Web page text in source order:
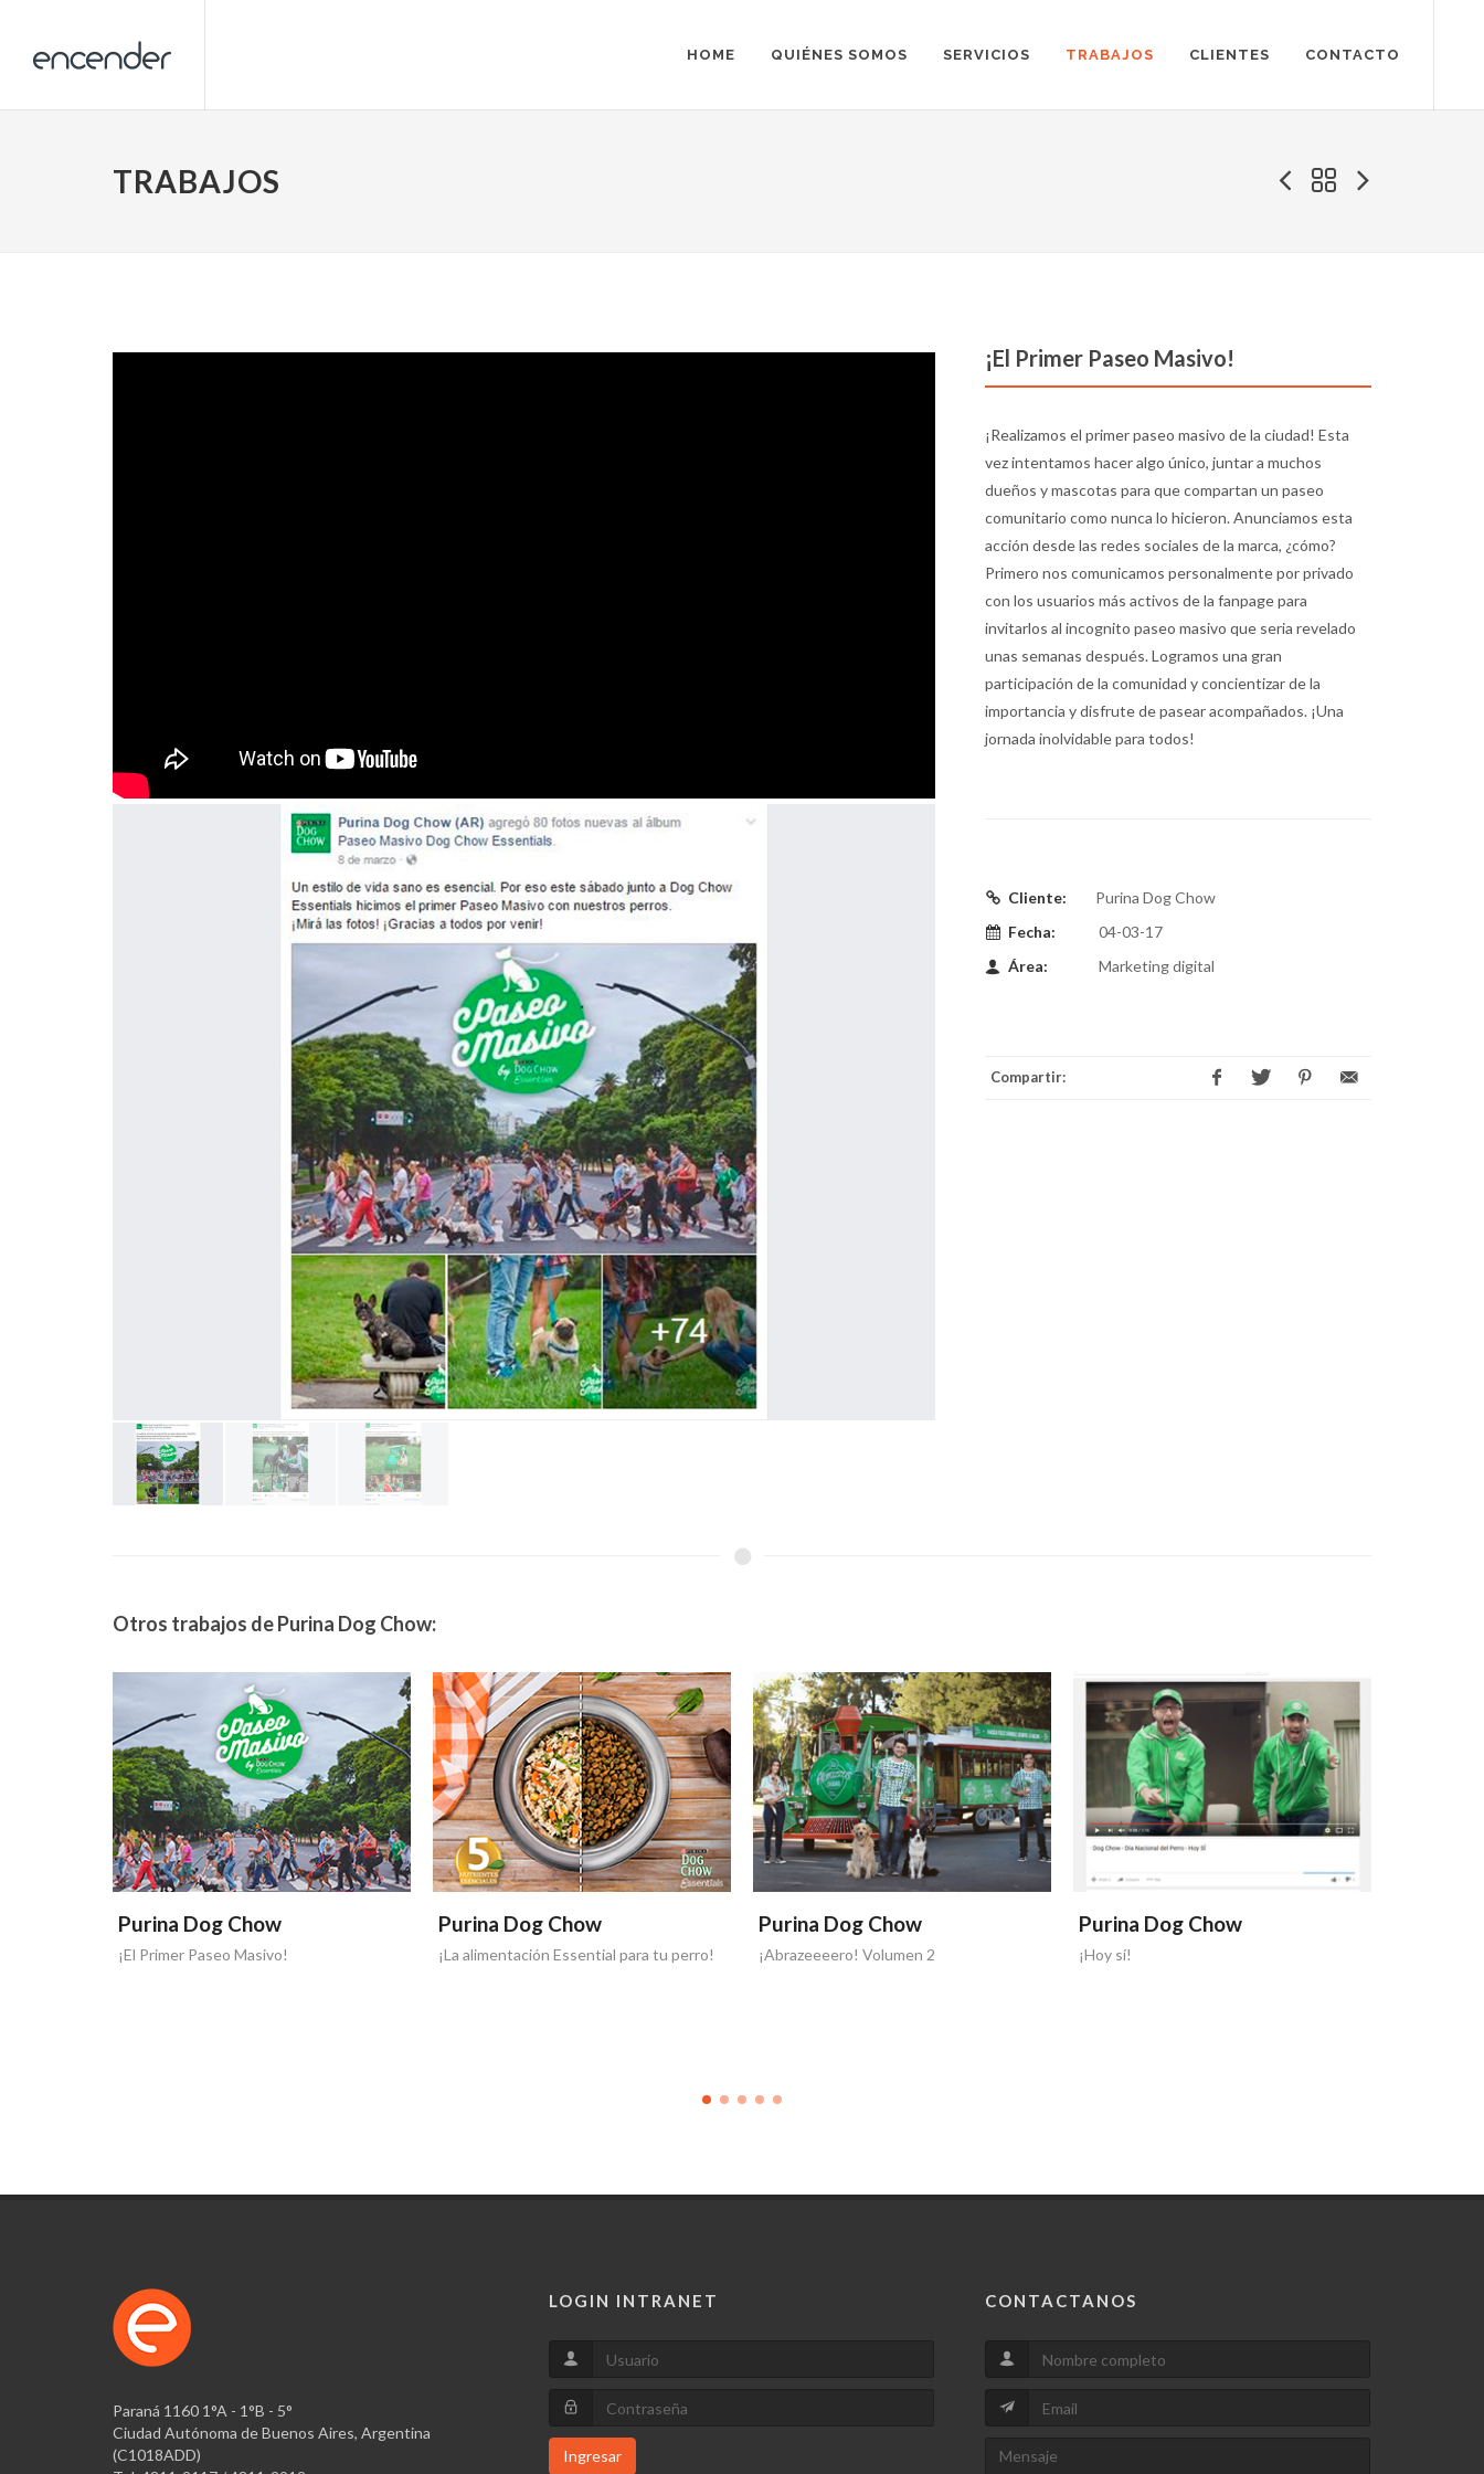
HOME QUIÉNES SOMOS SERVICIOS TRABAJOS CLIENTES CONTACTO
TRABAJOS
¡El Primer Paseo Masivo!
¡Realizamos el primer paseo masivo de la ciudad! Esta
vez intentamos hacer algo único, juntar a muchos
dueños y mascotas para que compartan un paseo
comunitario como nunca lo hicieron. Anunciamos esta
acción desde las redes sociales de la marca, ¿cómo?
Primero nos comunicamos personalmente por privado
con los usuarios más activos de la fanpage para
invitarlos al incognito paseo masivo que seria revelado
unas semanas después. Logramos una gran
participación de la comunidad y concientizar de la
importancia y disfrute de pasear acompañados. ¡Una
jornada inolvidable para todos!
Cliente:
Purina Dog Chow
Fecha:
04-03-17
Área:
Marketing digital
Compartir:
Otros trabajos de Purina Dog Chow:
Purina Dog Chow
¡El Primer Paseo Masivo!
Purina Dog Chow
¡La alimentación Essential para tu perro!
Purina Dog Chow
¡Abrazeeeero! Volumen 2
Purina Dog Chow
¡Hoy sí!
Paraná 1160 1°A - 1°B - 5°
Ciudad Autónoma de Buenos Aires, Argentina
(C1018ADD)
LOGIN INTRANET
Ingresar
CONTACTANOS